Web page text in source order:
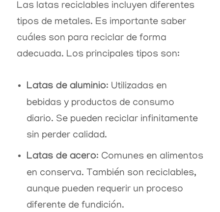
Las latas reciclables incluyen diferentes
tipos de metales. Es importante saber
cuáles son para reciclar de forma
adecuada. Los principales tipos son:
Latas de aluminio: Utilizadas en
bebidas y productos de consumo
diario. Se pueden reciclar infinitamente
sin perder calidad.
Latas de acero: Comunes en alimentos
en conserva. También son reciclables,
aunque pueden requerir un proceso
diferente de fundición.